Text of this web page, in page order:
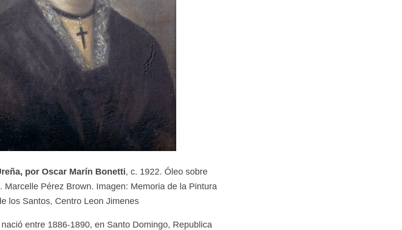
por Oscar Marín Bonetti, c. 1922. Óleo sobre
Marcelle Pérez Brown. Imagen: Memoria de la Pintura
los Santos, Centro Leon Jimenes
nació entre 1886-1890, en Santo Domingo, Republica